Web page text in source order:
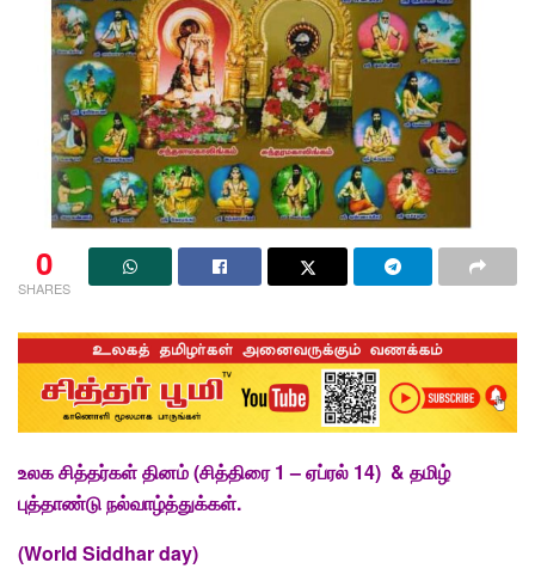
0
SHARES
உலக சித்தர்கள் தினம் (சித்திரை 1 – ஏப்ரல் 14) & தமிழ்
புத்தாண்டு நல்வாழ்த்துக்கள்.
(World Siddhar day)